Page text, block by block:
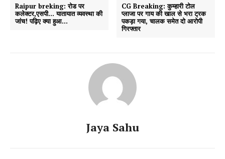
Raipur breking: रोड पर
कलेक्टर,एसपी… यातायात व्यवस्था की
जांच! पढ़िए क्या हुआ…
CG Breaking: कुम्हारी टोल
प्लाजा पर गाय की खाल से भरा ट्रक
पकड़ा गया, चालक समेत दो आरोपी
गिरफ्तार
Jaya Sahu